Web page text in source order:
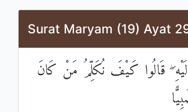
Surat Maryam (19) Ayat
قَالُوا كَيْفَ نُكَلِّمُ مَنْ كَانَ